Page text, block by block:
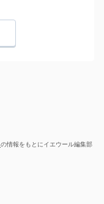
の情報をもとにイエウール編集部